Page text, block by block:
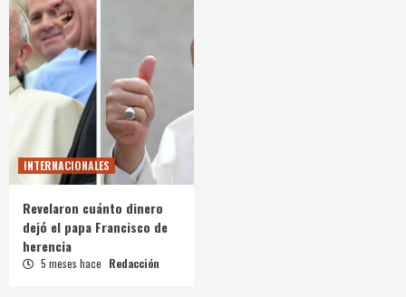
INTERNACIONALES
Revelaron cuánto dinero
dejó el papa Francisco de
herencia
5 meses hace Redacción